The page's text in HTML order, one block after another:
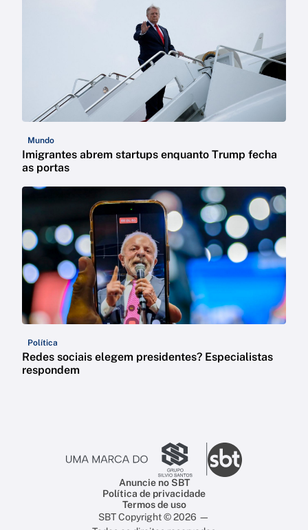
Mundo
Imigrantes abrem startups enquanto Trump fecha
as portas
Política
Redes sociais elegem presidentes? Especialistas
respondem
Anuncie no SBT
Política de privacidade
Termos de uso
SBT Copyright © 2026 —